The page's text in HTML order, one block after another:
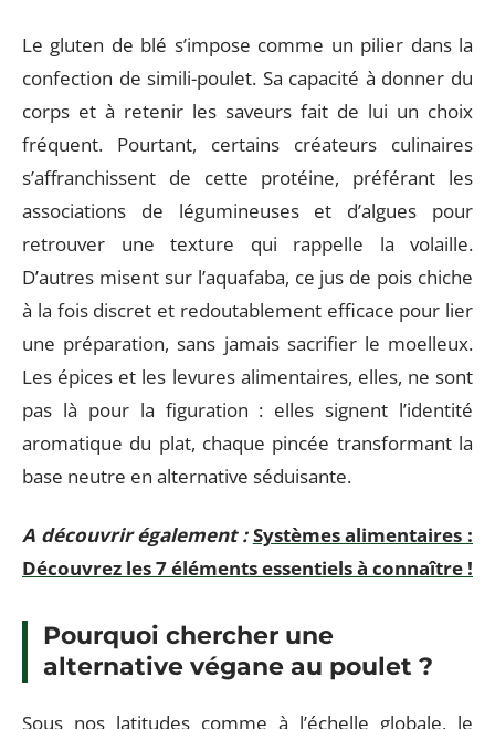
Le gluten de blé s’impose comme un pilier dans la
confection de simili-poulet. Sa capacité à donner du
corps et à retenir les saveurs fait de lui un choix
fréquent. Pourtant, certains créateurs culinaires
s’affranchissent de cette protéine, préférant les
associations de légumineuses et d’algues pour
retrouver une texture qui rappelle la volaille.
D’autres misent sur l’aquafaba, ce jus de pois chiche
à la fois discret et redoutablement efficace pour lier
une préparation, sans jamais sacrifier le moelleux.
Les épices et les levures alimentaires, elles, ne sont
pas là pour la figuration : elles signent l’identité
aromatique du plat, chaque pincée transformant la
base neutre en alternative séduisante.
A découvrir également : Systèmes alimentaires :
Découvrez les 7 éléments essentiels à connaître !
Pourquoi chercher une
alternative végane au poulet ?
Sous nos latitudes comme à l’échelle globale, le